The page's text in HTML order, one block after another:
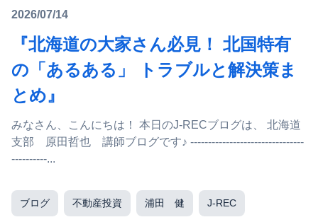
2026/07/14
『北海道の大家さん必見！ 北国特有
の「あるある」 トラブルと解決策ま
とめ』
みなさん、こんにちは！ 本日のJ-RECブログは、 北海道
支部 原田哲也 講師ブログです♪ --------------------------------
----------...
ブログ 不動産投資 浦田 健 J-REC